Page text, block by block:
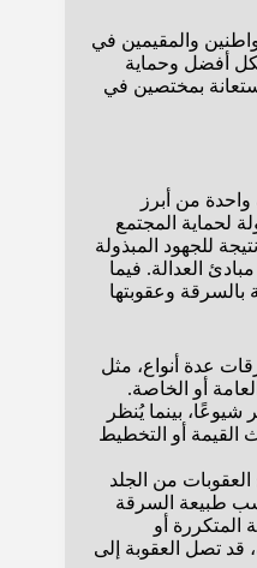
والمقيمين في
أفضل وحماية
بمختصين في
من أبرز
لحماية المجتمع
للجهود المبذولة
العدالة. فيما
بالسرقة وعقوبتها
عدة أنواع، مثل
أو الخاصة.
شيوعًا، بينما يُنظر
القيمة أو التخطيط
العقوبات من الجلد
طبيعة السرقة
أو
قد تصل العقوبة إلى